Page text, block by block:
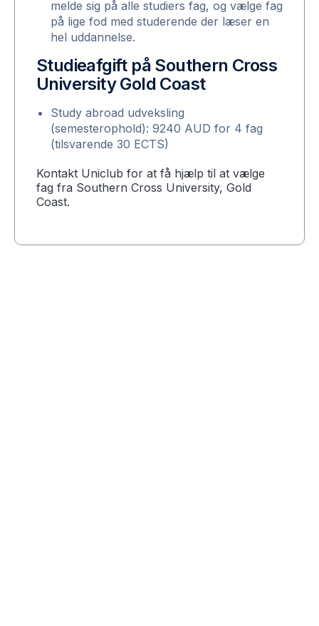
melde sig på alle studiers fag, og vælge fag
på lige fod med studerende der læser en
hel uddannelse.
Studieafgift på Southern Cross
University Gold Coast
Study abroad udveksling
(semesterophold): 9240 AUD for 4 fag
(tilsvarende 30 ECTS)
Kontakt Uniclub for at få hjælp til at vælge
fag fra Southern Cross University, Gold
Coast.